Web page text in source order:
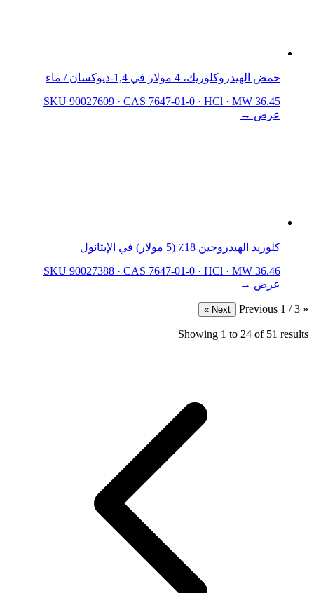
حمض الهيدروكلوريك، 4 مولار في 1,4-ديوكسان / ماء
SKU 90027609 · CAS 7647-01-0 · HCl · MW 36.45
عرض →
كلوريد الهيدروجين 18٪ (5 مولار) في الإيثانول
SKU 90027388 · CAS 7647-01-0 · HCl · MW 36.46
عرض →
« Previous
1 / 3
Next »
Showing 1 to 24 of 51 results